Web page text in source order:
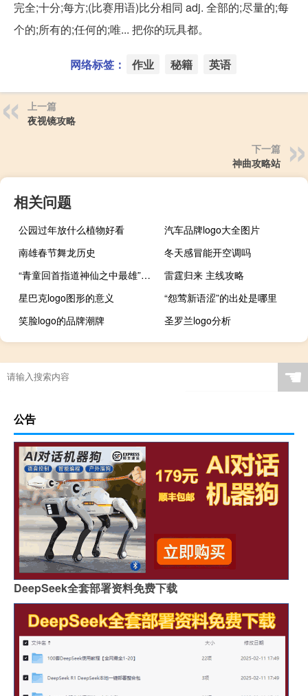
完全;十分;每方;(比赛用语)比分相同 adj. 全部的;尽量的;每
个的;所有的;任何的;唯... 把你的玩具都。
网络标签： 作业 秘籍 英语
上一篇
夜视镜攻略
下一篇
神曲攻略站
相关问题
公园过年放什么植物好看
汽车品牌logo大全图片
南雄春节舞龙历史
冬天感冒能开空调吗
“青童回首指道神仙之中最雄”的出处是哪里
雷霆归来 主线攻略
星巴克logo图形的意义
“怨莺新语涩”的出处是哪里
笑脸logo的品牌潮牌
圣罗兰logo分析
☚
公告
DeepSeek全套部署资料免费下载